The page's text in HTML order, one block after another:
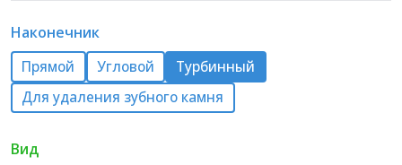
Наконечник
Прямой Угловой
Турбинный
Для удаления зубного камня
Вид